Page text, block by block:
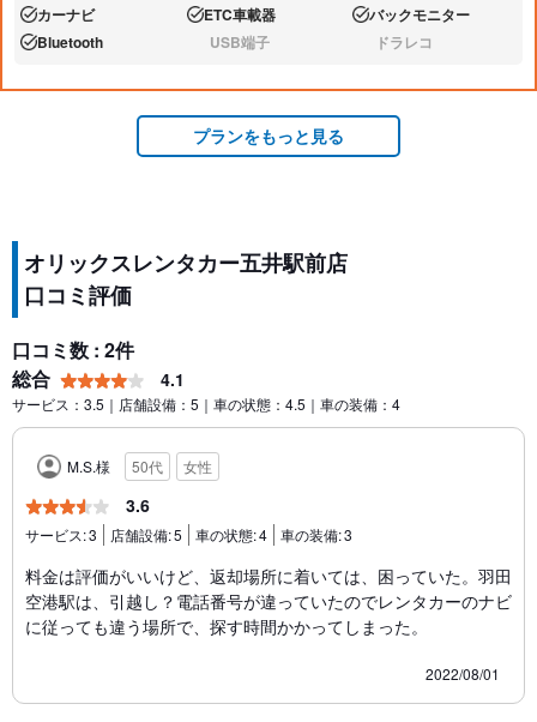
あり:カーナビ あり:ETC車載器 あり:バックモニター
あり:Bluetooth なし:USB端子 なし:ドラレコ
プランをもっと見る
オリックスレンタカー五井駅前店
口コミ評価
口コミ数 : 2件
総合
4.1
サービス：3.5｜店舗設備：5｜車の状態：4.5｜車の装備：4
M.S.様 50代 女性
3.6
サービス:3 店舗設備:5 車の状態:4 車の装備:3
料金は評価がいいけど、返却場所に着いては、困っていた。羽田
空港駅は、引越し？電話番号が違っていたのでレンタカーのナビ
に従っても違う場所で、探す時間かかってしまった。
2022/08/01